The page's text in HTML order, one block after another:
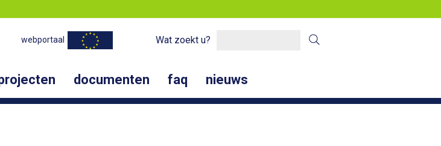
Wat zoekt u?
webportaal
documenten faq
nieuws